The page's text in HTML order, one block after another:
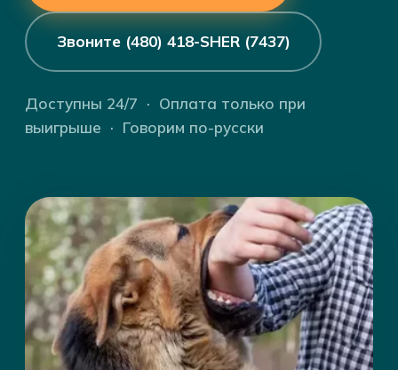
Звоните (480) 418-SHER (7437)
Доступны 24/7 · Оплата только при
выигрыше · Говорим по-русски